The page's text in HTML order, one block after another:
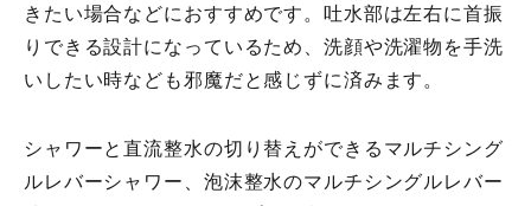
きたい場合などにおすすめです。吐水部は左右に首振
りできる設計になっているため、洗顔や洗濯物を手洗
いしたい時なども邪魔だと感じずに済みます。
シャワーと直流整水の切り替えができるマルチシング
ルレバーシャワー、泡沫整水のマルチシングルレバー